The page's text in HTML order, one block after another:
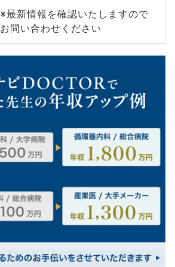
※最新情報を確認いたしますので
お問い合わせください